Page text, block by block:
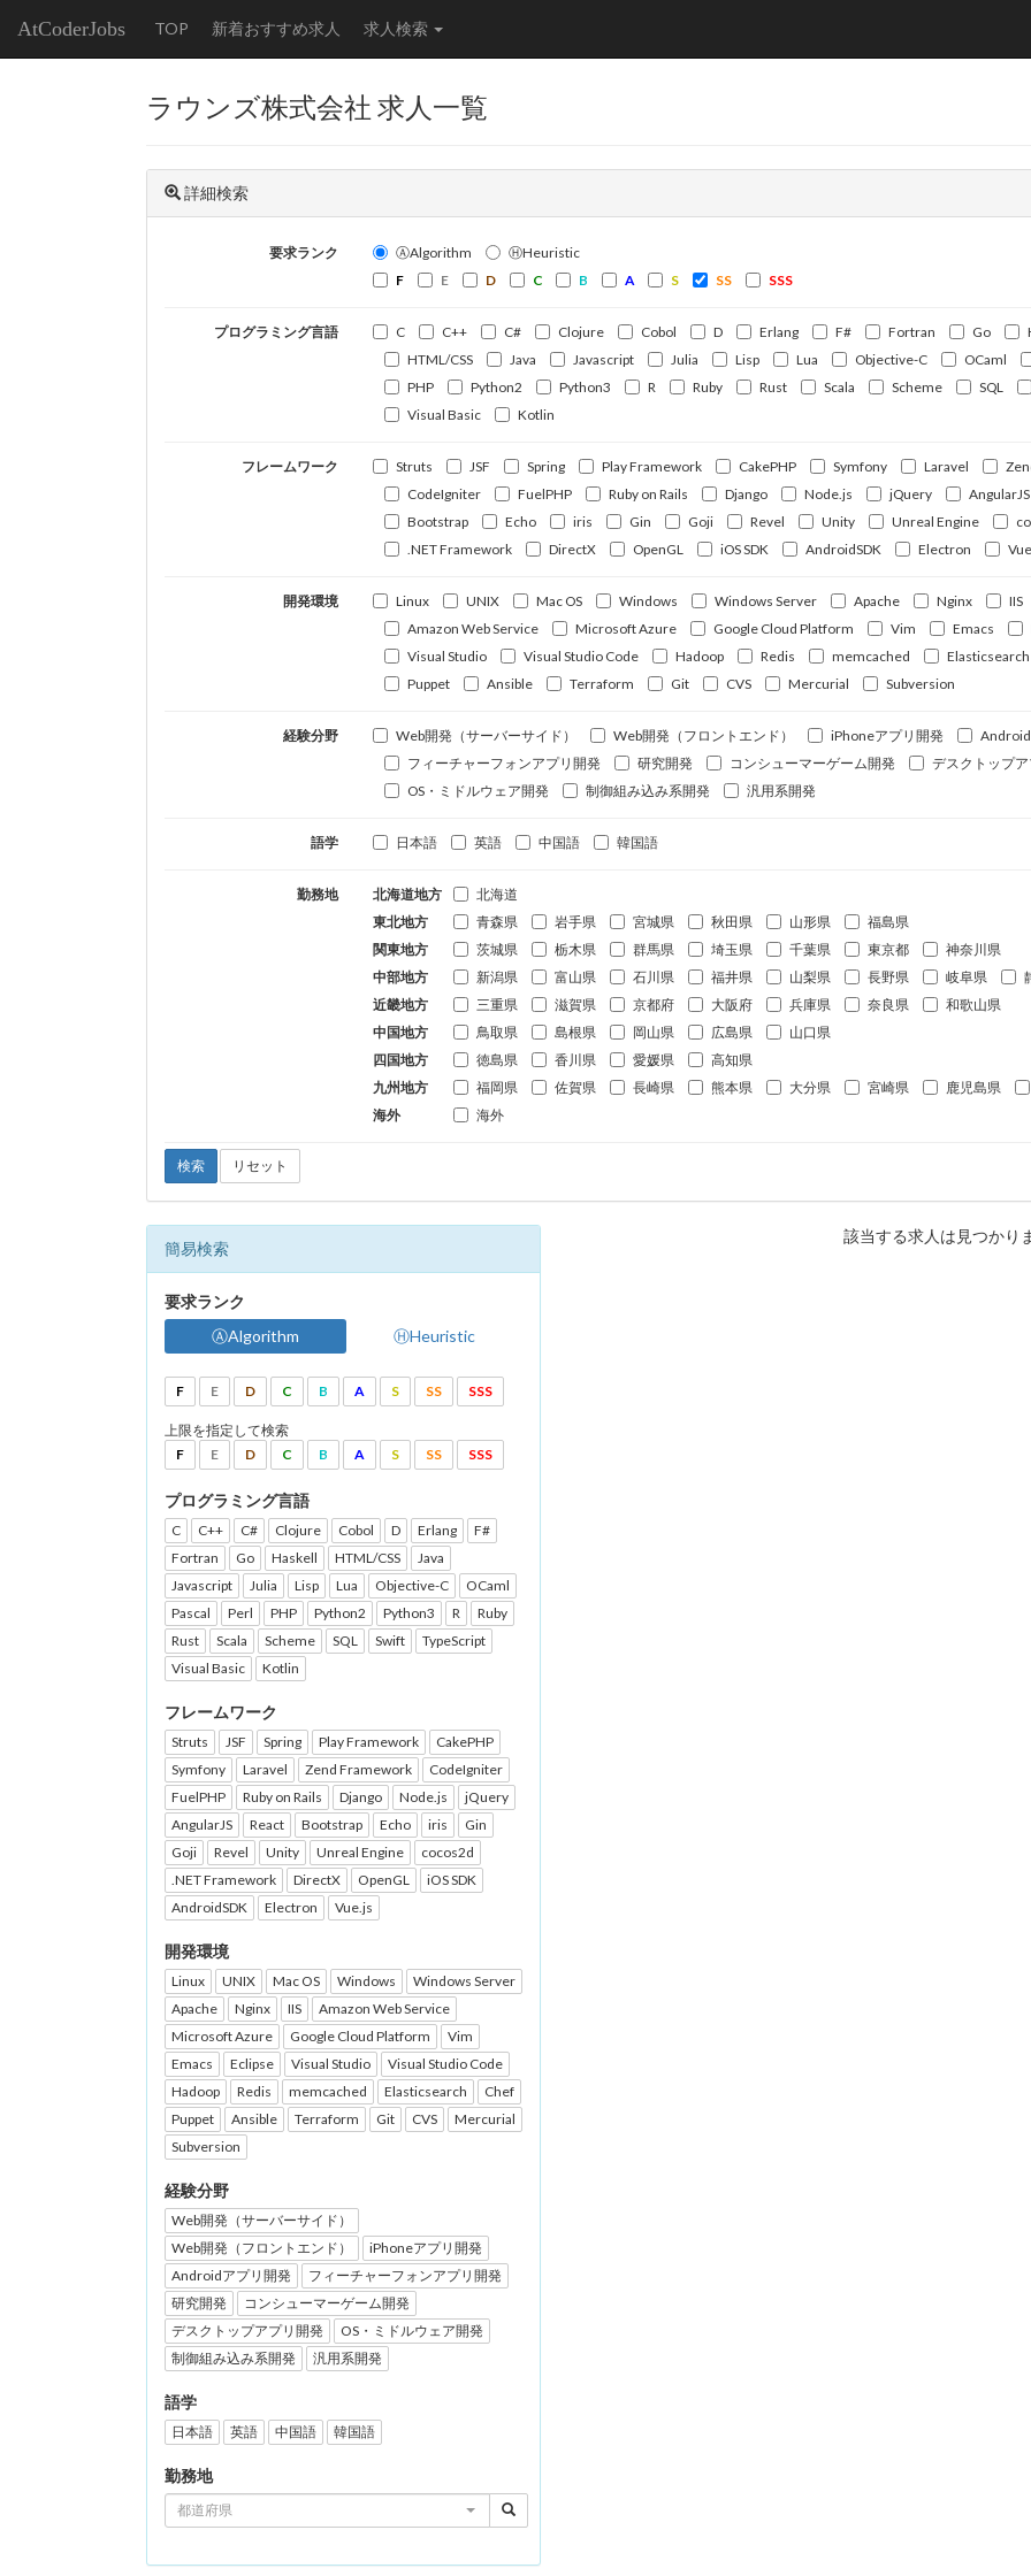
AtCoderJobs TOP 新着おすすめ求人 求人検索
ラウンズ株式会社 求人一覧
詳細検索
要求ランク ⒶAlgorithm
ⒽHeuristic
F
E D C B A S SS SSS
プログラミング言語 C C++ C# Clojure Cobol D Erlang F# Fortran Go
HTML/CSS
Java Javascript Julia Lisp Lua Objective-C OCaml
PHP
Python2 Python3 R Ruby Rust Scala Scheme SQL
Visual Basic
Kotlin
フレームワーク Struts JSF Spring Play Framework CakePHP Symfony Laravel
CodeIgniter
FuelPHP Ruby on Rails Django Node.js jQuery AngularJS
Bootstrap
Echo iris Gin Goji Revel Unity Unreal Engine
.NET Framework
DirectX OpenGL iOS SDK AndroidSDK Electron
開発環境 Linux UNIX Mac OS Windows Windows Server Apache Nginx
IIS
Amazon Web Service
Microsoft Azure Google Cloud Platform Vim Emacs
Visual Studio
Visual Studio Code Hadoop Redis memcached Elasticsearch
Puppet
Ansible Terraform Git CVS Mercurial Subversion
経験分野 Web開発（サーバーサイド） Web開発（フロントエンド） iPhoneアプリ開発
フィーチャーフォンアプリ開発
研究開発 コンシューマーゲーム開発
デスクトップ
OS・ミドルウェア開発
制御組み込み系開発 汎用系開発
語学 日本語 英語 中国語 韓国語
勤務地 北海道地方
北海道
東北地方
青森県 岩手県 宮城県 秋田県 山形県
福島県
関東地方
茨城県 栃木県 群馬県 埼玉県 千葉県 東京都
神奈川県
中部地方
新潟県 富山県 石川県 福井県 山梨県 長野県 岐阜県
近畿地方
三重県 滋賀県 京都府 大阪府 兵庫県 奈良県
和歌山県
中国地方
鳥取県 島根県 岡山県 広島県
山口県
四国地方
徳島県 香川県 愛媛県
高知県
九州地方
福岡県 佐賀県 長崎県 熊本県 大分県 宮崎県 鹿児島県
海外
海外
検索 リセット
簡易検索
要求ランク
ⒶAlgorithm
ⒽHeuristic
F E D C B A S SS SSS
上限を指定して検索
F
E D C B A S SS SSS
プログラミング言語
C C++ C# Clojure Cobol D Erlang
F#
Fortran
Go Haskell HTML/CSS
Java
Javascript
Julia Lisp Lua Objective-C
OCaml
Pascal
Perl PHP Python2 Python3 R
Ruby
Rust
Scala Scheme SQL Swift
TypeScript
Visual Basic
Kotlin
フレームワーク
Struts JSF Spring Play Framework
CakePHP
Symfony
Laravel Zend Framework
CodeIgniter
FuelPHP
Ruby on Rails Django Node.js
jQuery
AngularJS
React Bootstrap Echo iris
Gin
Goji
Revel Unity Unreal Engine
cocos2d
.NET Framework
DirectX OpenGL
iOS SDK
AndroidSDK
Electron Vue.js
開発環境
Linux UNIX Mac OS Windows
Windows Server
Apache
Nginx IIS
Amazon Web Service
Microsoft Azure
Google Cloud Platform
Vim
Emacs
Eclipse Visual Studio
Visual Studio Code
Hadoop
Redis memcached Elasticsearch
Chef
Puppet
Ansible Terraform Git CVS
Mercurial
Subversion
経験分野
Web開発（サーバーサイド）
Web開発（フロントエンド）
iPhoneアプリ開発
Androidアプリ開発
フィーチャーフォンアプリ開発
研究開発
コンシューマーゲーム開発
デスクトップアプリ開発
OS・ミドルウェア開発
制御組み込み系開発
汎用系開発
語学
日本語 英語 中国語 韓国語
勤務地
都道府県
該当する求人は見つかり